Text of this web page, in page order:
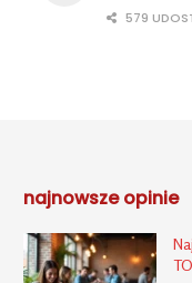
579
najnowsze opinie